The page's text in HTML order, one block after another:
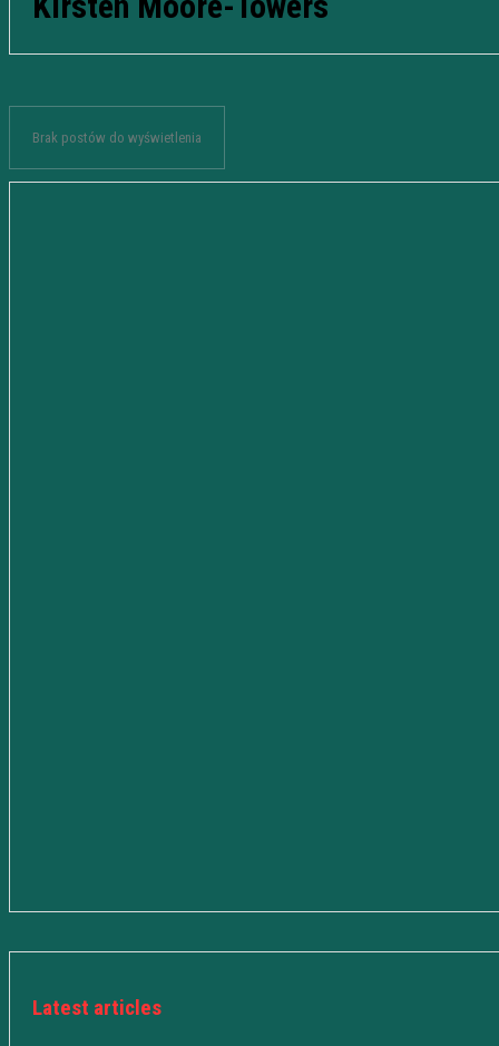
Brak postów do wyświetlenia
Latest articles